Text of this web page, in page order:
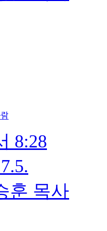
8:28
훈 목사